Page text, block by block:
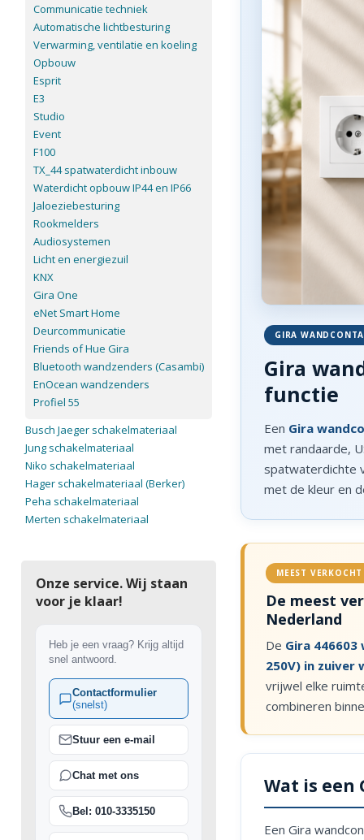
GIRA
Gira
functie
Een Gira
met randaarde,
spatwaterdichte
met de kleur en
MEEST VERKOCHT
De meest
Nederland
De Gira
250V) in zuiver
vrijwel elke
combineren
Wat is een
Een Gira
Communicatie techniek
Automatische lichtbesturing
Verwarming, ventilatie en koeling
Opbouw
Esprit
E3
Studio
Event
F100
TX_44 spatwaterdicht inbouw
Waterdicht opbouw IP44 en IP66
Jaloeziebesturing
Rookmelders
Audiosystemen
Licht en energiezuil
KNX
Gira One
eNet Smart Home
Deurcommunicatie
Friends of Hue Gira
Bluetooth wandzenders (Casambi)
EnOcean wandzenders
Profiel 55
Busch Jaeger schakelmateriaal
Jung schakelmateriaal
Niko schakelmateriaal
Hager schakelmateriaal (Berker)
Peha schakelmateriaal
Merten schakelmateriaal
Onze service. Wij staan
voor je klaar!
Heb je een vraag? Krijg altijd
snel antwoord.
Contactformulier
(snelst)
Stuur een e-mail
Chat met ons
Bel: 010-3335150